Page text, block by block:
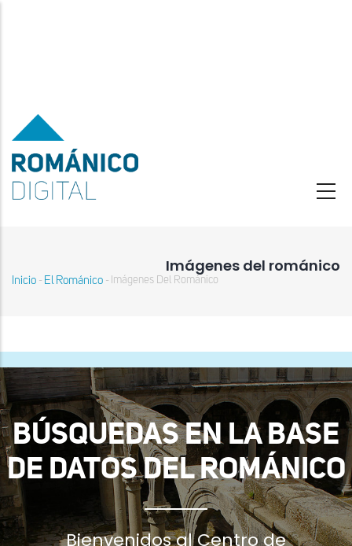
contenido
principal
Imágenes del románico
Sobrescribir
ayuda
a
la
navegación
Inicio - El Románico - Imágenes Del Románico
BÚSQUEDAS EN LA BASE
DE DATOS DEL ROMÁNICO
Bienvenidos al Centro de